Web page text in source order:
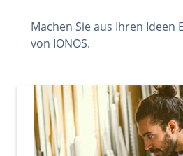
Machen Sie aus Ihren Ideen
von IONOS.